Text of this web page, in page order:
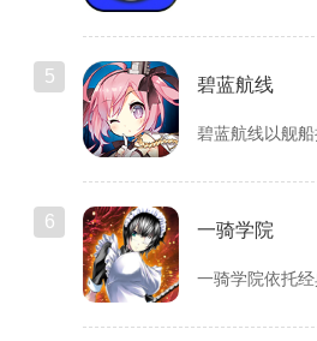
5 碧蓝航线
6 一骑学院